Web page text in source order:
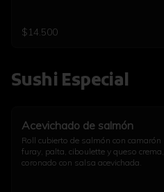
$14.500
Sushi Especial
Acevichado de salmón
Roll cubierto de salmón con camarón
furay, palta, ciboulette y queso crema,
coronado con salsa acevichada.